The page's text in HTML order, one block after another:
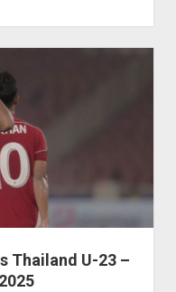
Thailand U-23 –